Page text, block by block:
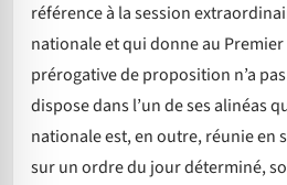
référence à la session
nationale et qui donne au
prérogative de proposition n’a
dispose dans l’un de ses alinéas
nationale est, en outre, réunie en
sur un ordre du jour déterminé,